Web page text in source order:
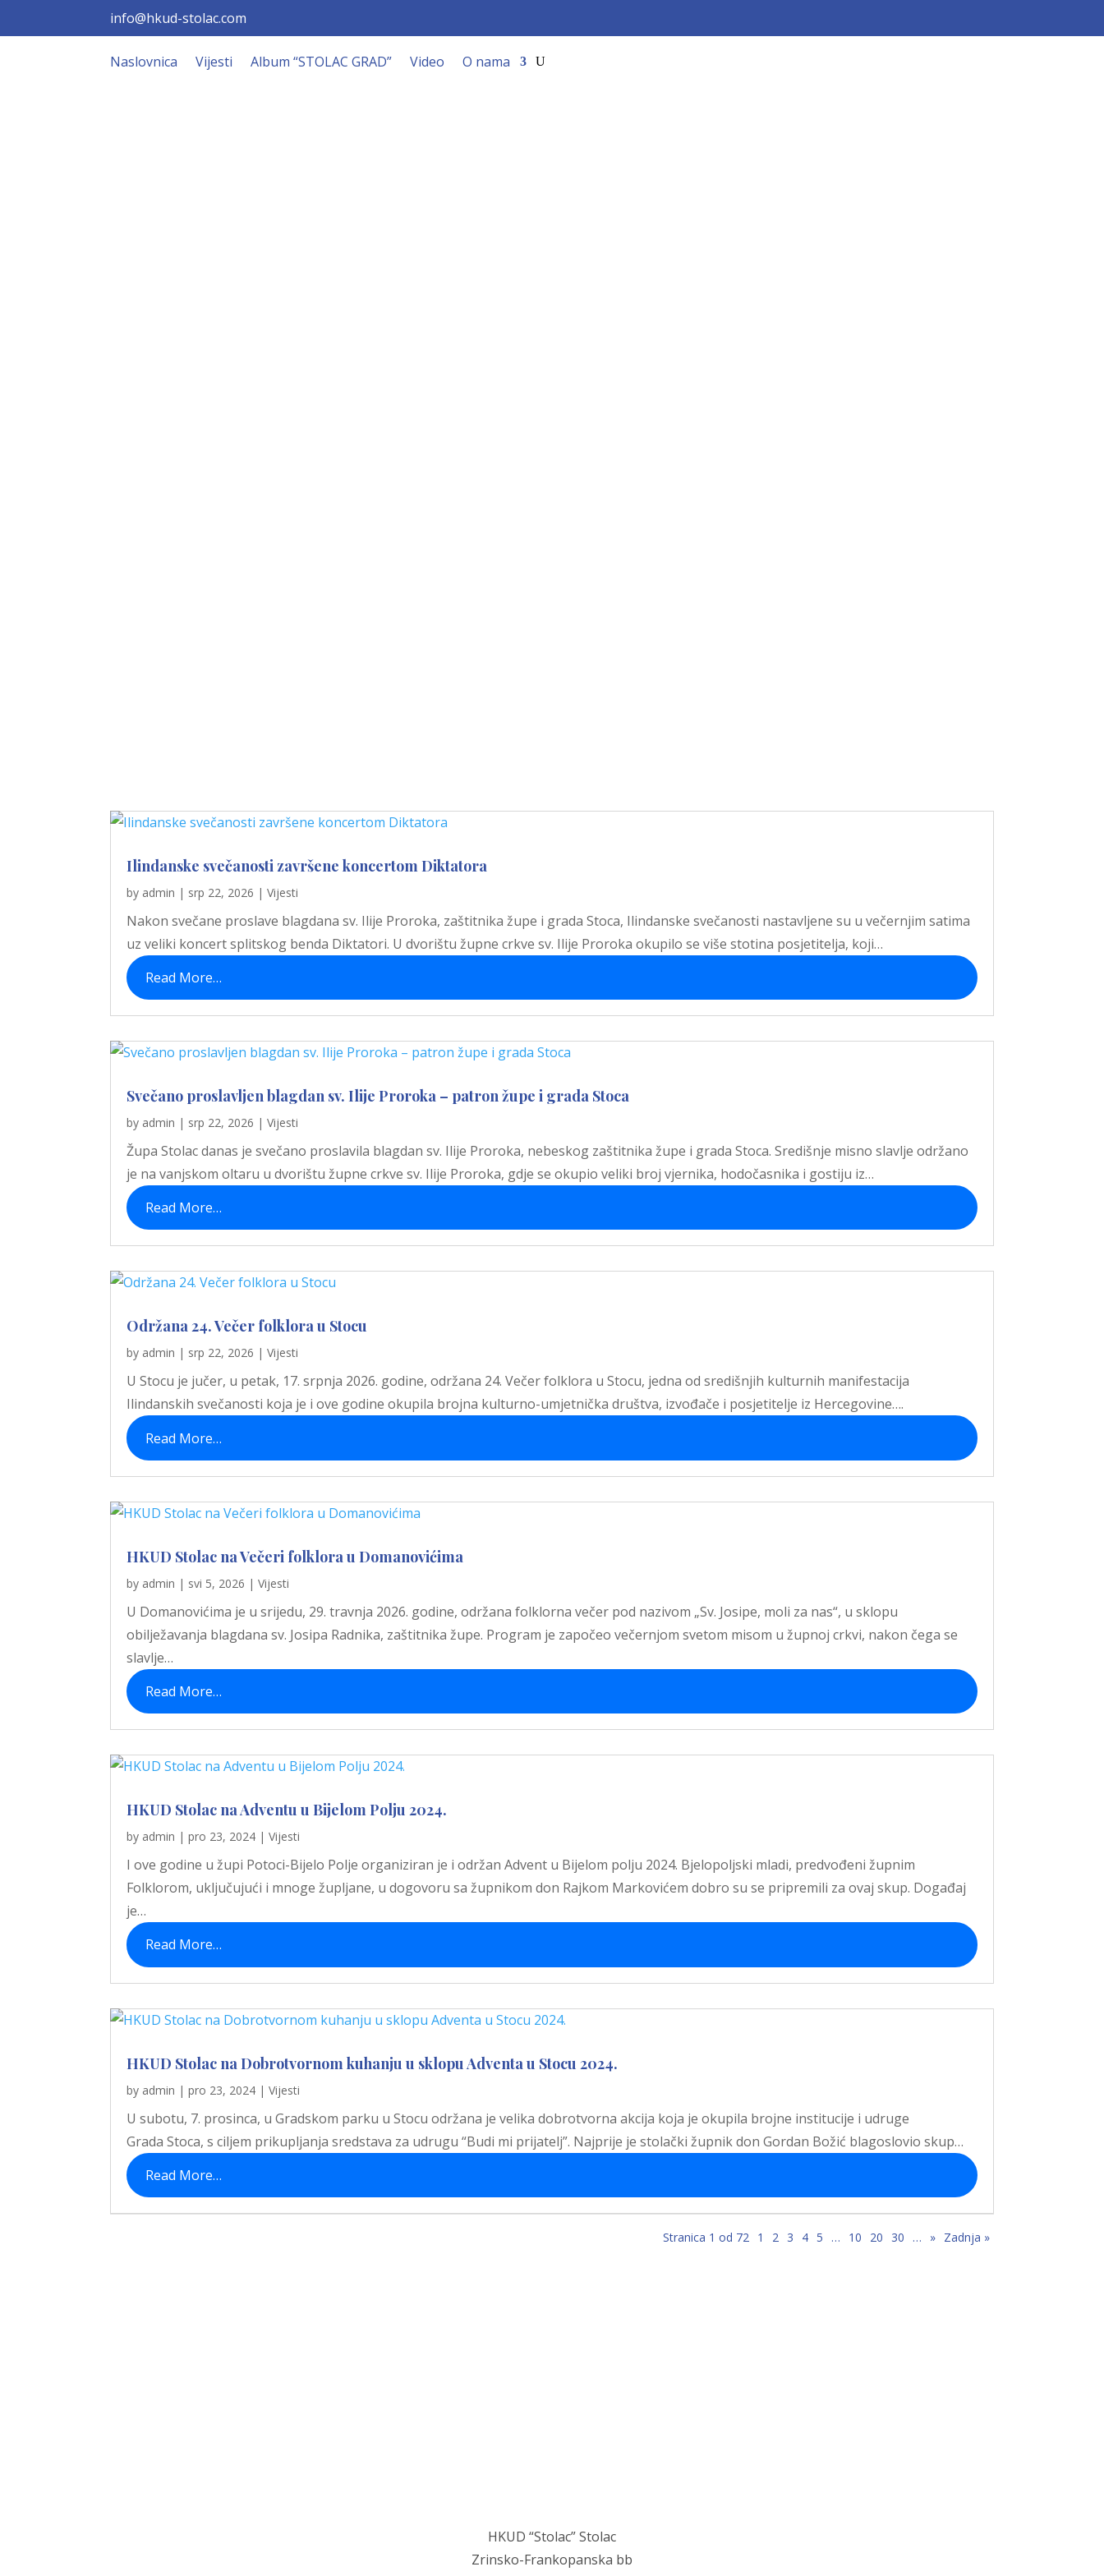
info@hkud-stolac.com
Naslovnica Vijesti Album “STOLAC GRAD” Video O nama
Ilindanske svečanosti završene koncertom Diktatora
by admin | srp 22, 2026 |Vijesti
Nakon svečane proslave blagdana sv. Ilije Proroka, zaštitnika župe i grada Stoca, Ilindanske svečanosti nastavljene su u večernjim satima
uz veliki koncert splitskog benda Diktatori. U dvorištu župne crkve sv. Ilije Proroka okupilo se više stotina posjetitelja, koji…
Read More…
Svečano proslavljen blagdan sv. Ilije Proroka – patron župe i grada Stoca
by admin | srp 22, 2026 |Vijesti
Župa Stolac danas je svečano proslavila blagdan sv. Ilije Proroka, nebeskog zaštitnika župe i grada Stoca. Središnje misno slavlje održano
je na vanjskom oltaru u dvorištu župne crkve sv. Ilije Proroka, gdje se okupio veliki broj vjernika, hodočasnika i gostiju iz…
Read More…
Održana 24. Večer folklora u Stocu
by admin | srp 22, 2026 |Vijesti
U Stocu je jučer, u petak, 17. srpnja 2026. godine, održana 24. Večer folklora u Stocu, jedna od središnjih kulturnih manifestacija
Ilindanskih svečanosti koja je i ove godine okupila brojna kulturno-umjetnička društva, izvođače i posjetitelje iz Hercegovine….
Read More…
HKUD Stolac na Večeri folklora u Domanovićima
by admin | svi 5, 2026 |Vijesti
U Domanovićima je u srijedu, 29. travnja 2026. godine, održana folklorna večer pod nazivom „Sv. Josipe, moli za nas“, u sklopu
obilježavanja blagdana sv. Josipa Radnika, zaštitnika župe. Program je započeo večernjom svetom misom u župnoj crkvi, nakon čega se
slavlje…
Read More…
HKUD Stolac na Adventu u Bijelom Polju 2024.
by admin |pro 23, 2024 |Vijesti
I ove godine u župi Potoci-Bijelo Polje organiziran je i održan Advent u Bijelom polju 2024. Bjelopoljski mladi, predvođeni župnim
Folklorom, uključujući i mnoge župljane, u dogovoru sa župnikom don Rajkom Markovićem dobro su se pripremili za ovaj skup. Događaj
je…
Read More…
HKUD Stolac na Dobrotvornom kuhanju u sklopu Adventa u Stocu 2024.
by admin |pro 23, 2024 |Vijesti
U subotu, 7. prosinca, u Gradskom parku u Stocu održana je velika dobrotvorna akcija koja je okupila brojne institucije i udruge
Grada Stoca, s ciljem prikupljanja sredstava za udrugu “Budi mi prijatelj”. Najprije je stolački župnik don Gordan Božić blagoslovio skup…
Read More…
Stranica 1 od 72 1 2 3 4 5 … 10 20 30 … » Zadnja »
HKUD “Stolac” Stolac
Zrinsko-Frankopanska bb